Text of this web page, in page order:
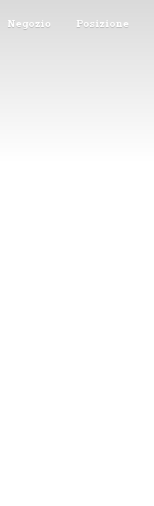
Negozio Posizione